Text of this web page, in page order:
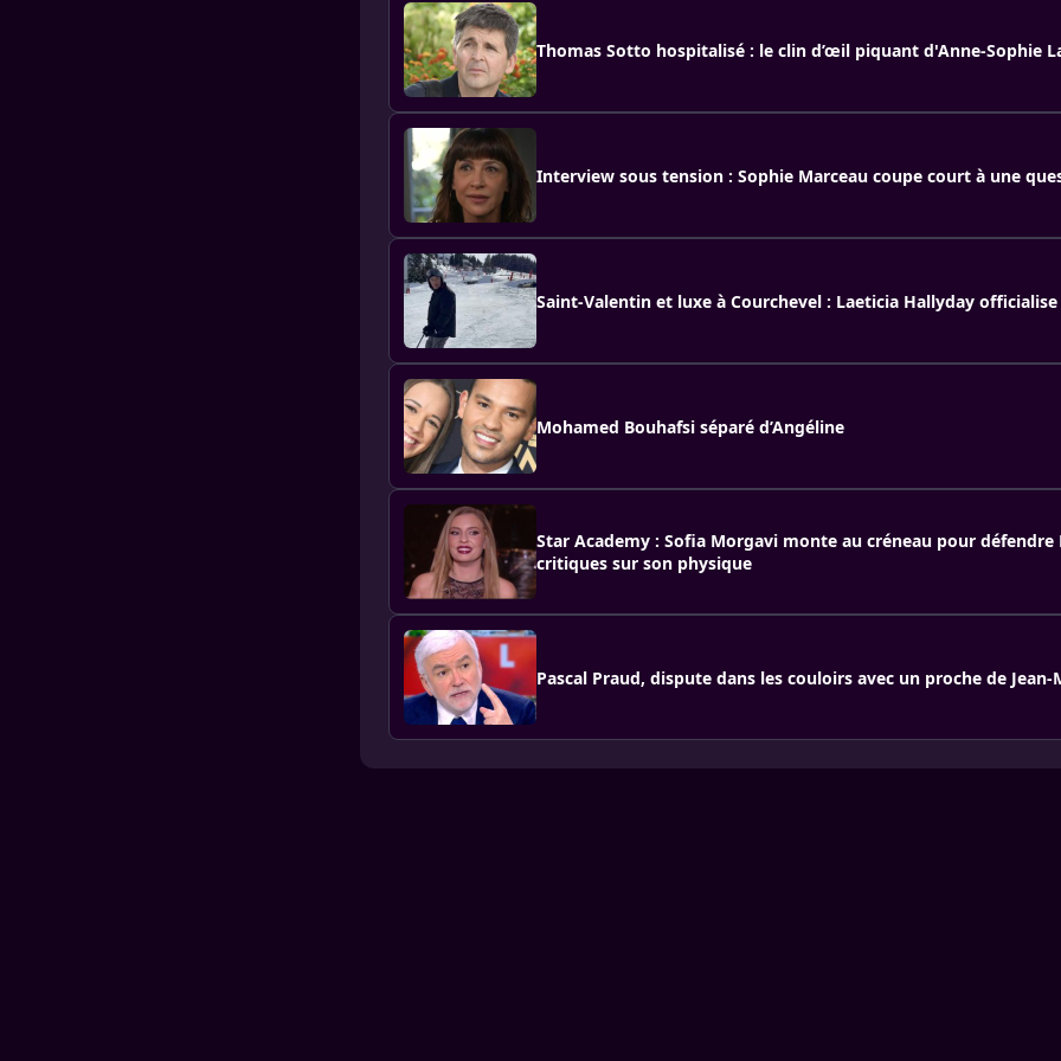
Thomas Sotto hospitalisé : le clin d’œil piquant d'Anne-Sophie
Interview sous tension : Sophie Marceau coupe court à une
Saint-Valentin et luxe à Courchevel : Laeticia Hallyday officialise
Mohamed Bouhafsi séparé d’Angéline
Star Academy : Sofia Morgavi monte au créneau pour défendre
critiques sur son physique
Pascal Praud, dispute dans les couloirs avec un proche de